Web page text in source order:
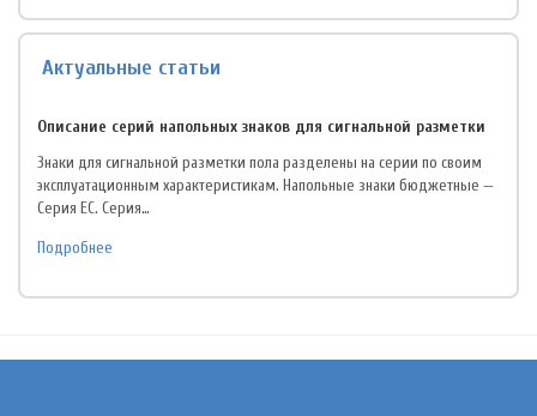
Актуальные статьи
Описание серий напольных знаков для сигнальной разметки
Знаки для сигнальной разметки пола разделены на серии по своим
эксплуатационным характеристикам. Напольные знаки бюджетные —
Серия EC. Серия…
Подробнее